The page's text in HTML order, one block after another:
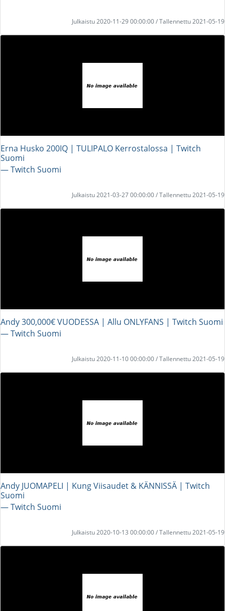
Julkaistu 2020-11-29 00:00:00 / Tallennettu 2021-05-19
Erna Husko 200IQ | TULIPALO Kerrostalossa | Twitch
Suomi
― Twitch Suomi
Julkaistu 2021-03-27 00:00:00 / Tallennettu 2021-05-19
Andy 300,000€ VUODESSA | Allu ONLYFANS | Twitch Suomi
― Twitch Suomi
Julkaistu 2020-11-10 00:00:00 / Tallennettu 2021-05-19
Andy JUOMAPELI | Kung Viisaudet & KÄNNISSÄ | Twitch
Suomi
― Twitch Suomi
Julkaistu 2020-10-13 00:00:00 / Tallennettu 2021-05-19